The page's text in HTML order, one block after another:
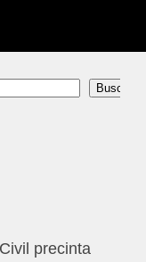
Buscar
precinta